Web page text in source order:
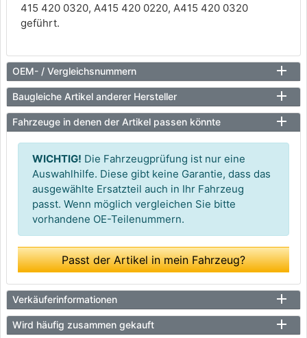
415 420 0320, A415 420 0220, A415 420 0320
geführt.
OEM- / Vergleichsnummern
Baugleiche Artikel anderer Hersteller
Fahrzeuge in denen der Artikel passen könnte
WICHTIG! Die Fahrzeugprüfung ist nur eine
Auswahlhilfe. Diese gibt keine Garantie, dass das
ausgewählte Ersatzteil auch in Ihr Fahrzeug
passt. Wenn möglich vergleichen Sie bitte
vorhandene OE-Teilenummern.
Passt der Artikel in mein Fahrzeug?
Verkäuferinformationen
Wird häufig zusammen gekauft